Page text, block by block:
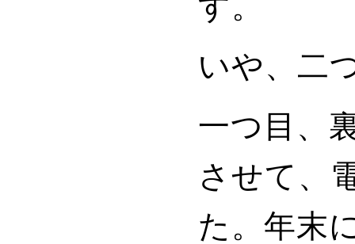
いや、二
一つ目、
させて、
た。年末